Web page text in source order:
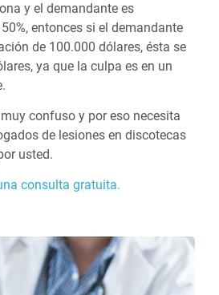
y el demandante es
entonces si el demandante
de 100.000 dólares, ésta se
ya que la culpa es en un
confuso y por eso necesita
de lesiones en discotecas
usted.
consulta gratuita.